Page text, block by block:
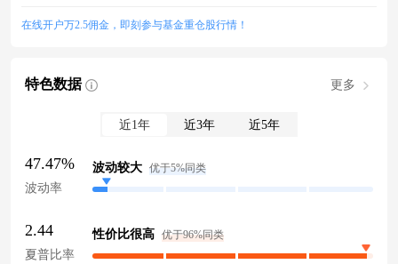
在线开户万2.5佣金，即刻参与基金重仓股行情！
特色数据 更多
近1年 近3年 近5年
47.47%
波动率
波动较大 优于5%同类
2.44
夏普比率
性价比很高 优于96%同类